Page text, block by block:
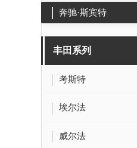
奔驰·斯宾特
丰田系列
考斯特
埃尔法
威尔法